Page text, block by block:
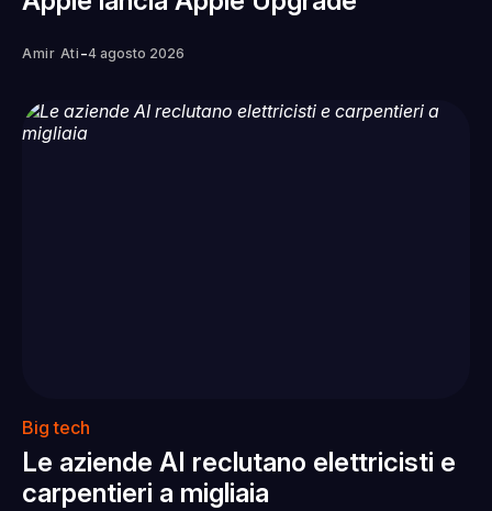
Amir Ati -4 agosto 2026
Big tech
Le aziende AI reclutano elettricisti e
carpentieri a migliaia